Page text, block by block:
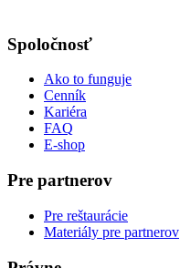
Spoločnosť
Ako to funguje
Cenník
Kariéra
FAQ
E-shop
Pre partnerov
Pre reštaurácie
Materiály pre partnerov